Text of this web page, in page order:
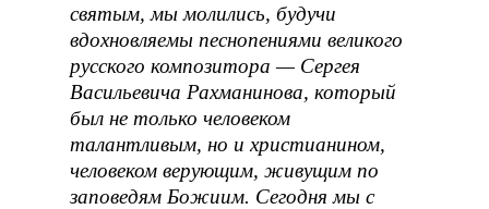
святым, мы молились, будучи
вдохновляемы песнопениями великого
русского композитора — Сергея
Васильевича Рахманинова, который
был не только человеком
талантливым, но и христианином,
человеком верующим, живущим по
заповедям Божиим. Сегодня мы с